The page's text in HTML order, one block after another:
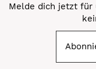
Melde dich jetzt für